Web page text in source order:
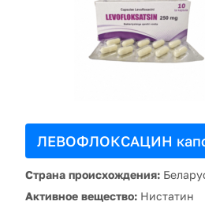
ЛЕВОФЛОКСАЦИН
Страна происхождения:
Активное вещество: Нистатин